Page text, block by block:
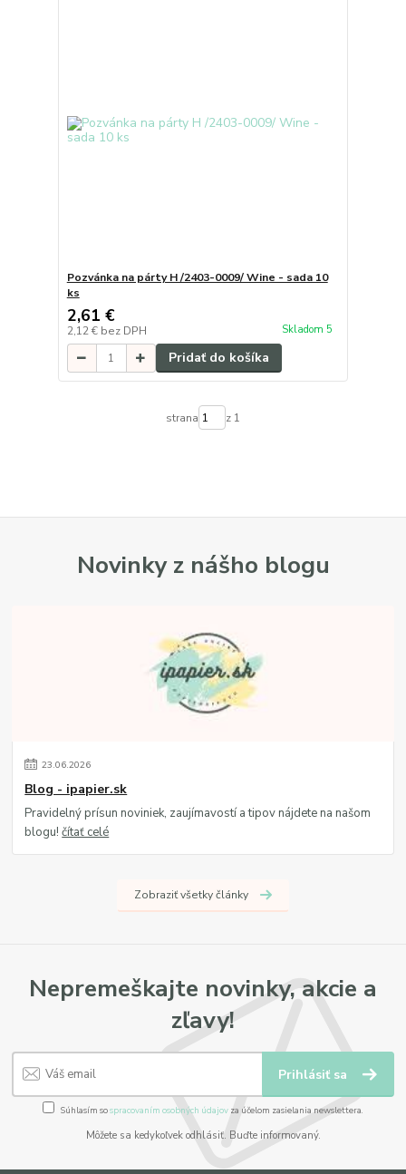
Pozvánka na párty H /2403-0009/ Wine - sada 10
ks
2,61 €
2,12 € bez DPH Skladom 5
Pridať do košíka
strana z 1
Novinky z nášho blogu
23.06.2026
Blog - ipapier.sk
Pravidelný prísun noviniek, zaujímavostí a tipov nájdete na našom
blogu!čítať celé
Zobraziť všetky články
Nepremeškajte novinky, akcie a
zľavy!
Prihlásiť sa
Súhlasím sospracovaním osobných údajov za účelom zasielania newslettera.
Môžete sa kedykoľvek odhlásiť. Buďte informovaný.